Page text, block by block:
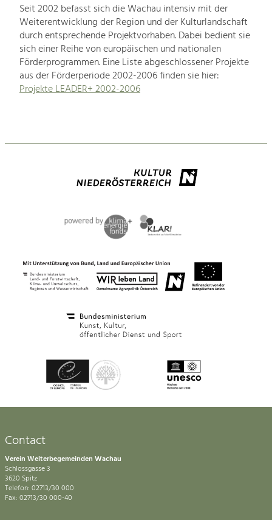
Seit 2002 befasst sich die Wachau intensiv mit der
Weiterentwicklung der Region und der Kulturlandschaft
durch entsprechende Projektvorhaben. Dabei bedient sie
sich einer Reihe von europäischen und nationalen
Förderprogrammen. Eine Liste abgeschlossener Projekte
aus der Förderperiode 2002-2006 finden sie hier:
Projekte LEADER+ 2002-2006
Contact
Verein Welterbegemeinden Wachau
Schlossgasse 3
3620 Spitz
Telefon: 02713/30 000
Fax: 02713/30 000-40